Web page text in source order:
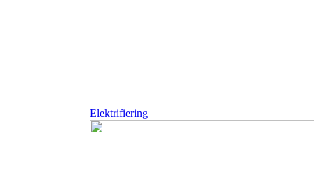
Elektrifiering